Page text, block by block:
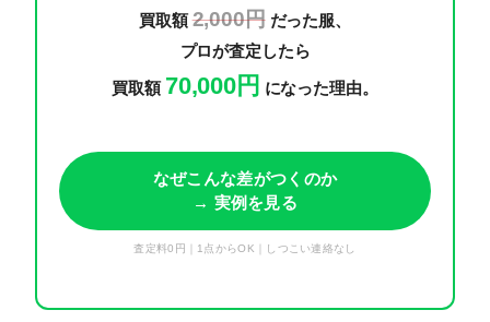
買取額2,000円だった服、
プロが査定したら
買取額 70,000円 になった理由。
なぜこんな差がつくのか
→ 実例を見る
査定料0円｜1点からOK｜しつこい連絡なし